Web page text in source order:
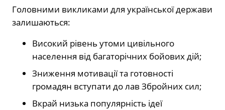
Головними викликами для української держави
залишаються:
Високий рівень утоми цивільного
населення від багаторічних бойових дій;
Зниження мотивації та готовності
громадян вступати до лав Збройних сил;
Вкрай низька популярність ідеї